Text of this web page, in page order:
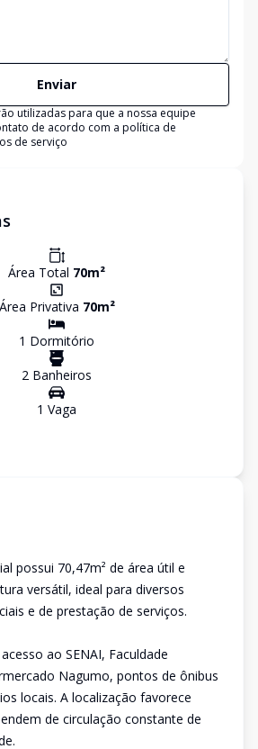
Enviar
utilizadas para que a nossa equipe
de acordo com a política de
de serviço
Área Total 70m²
Área Privativa 70m²
1 Dormitório
2 Banheiros
1 Vaga
possui 70,47m² de área útil e
versátil, ideal para diversos
e de prestação de serviços.
ao SENAI, Faculdade
Nagumo, pontos de ônibus
locais. A localização favorece
de circulação constante de